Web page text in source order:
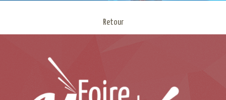
Retour